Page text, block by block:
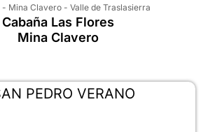
- Mina Clavero - Valle de Traslasierra
Cabaña Las Flores
Mina Clavero